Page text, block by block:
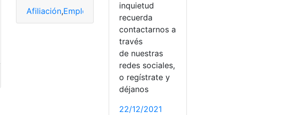
Patronales
Afiliación,Empleado IESS,Mora,Patronales
inquietud
recuerda
contactarnos a
través
de nuestras
redes sociales,
o regístrate y
déjanos
22/12/2021